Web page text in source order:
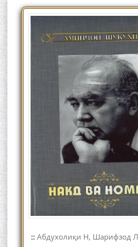
:: Абдухолиқи Н, Шарифзод Л
Дар Академияи миллии
илмҳои Тоҷикистон бахшида
ба 100-солагии мунаққиду
адабиётшинос Соҳиб
Табаров ҳамоиши илмӣ-
назариявӣ баргузор гардид.
МАВЛОНО ҶАЛОЛИДДИНИ
БАЛХӢ БУЗУРГТАРИН
МУТАФАККИР ВА ОРИФИ
ЗАБОНУ АДАБИ ТОҶИК